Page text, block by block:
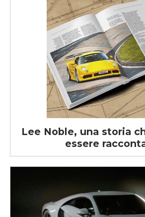
Lee Noble, una storia
essere